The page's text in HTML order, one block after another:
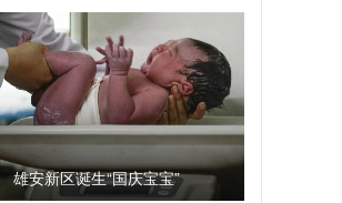
雄安新区诞生“国庆宝宝”